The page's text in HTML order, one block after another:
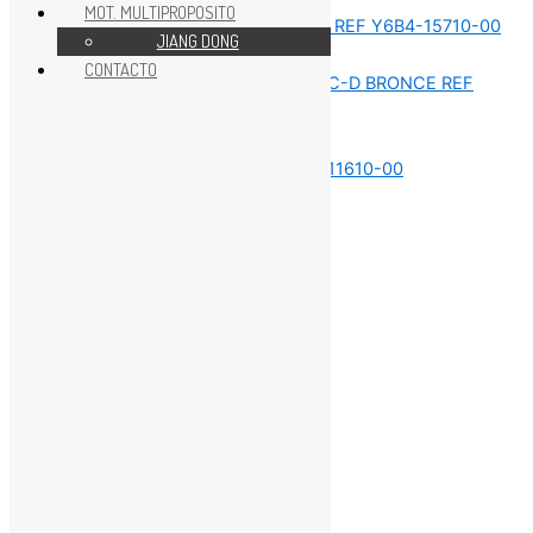
REPUESTOS MOTOR 15HP
MOT. MULTIPROPOSITO
JIANG DONG
CONTACTO